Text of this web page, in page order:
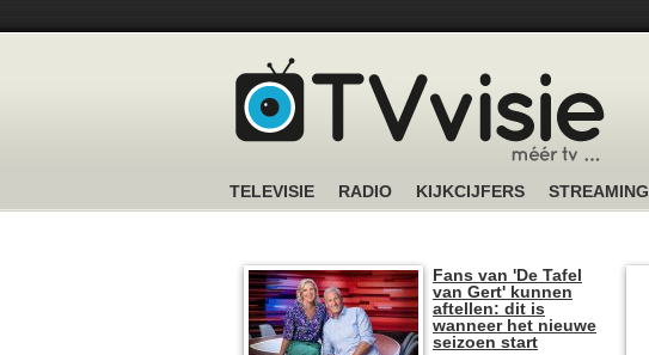
TELEVISIE RADIO KIJKCIJFERS STREAMING
Fans van 'De Tafel
van Gert' kunnen
aftellen: dit is
wanneer het nieuwe
seizoen start